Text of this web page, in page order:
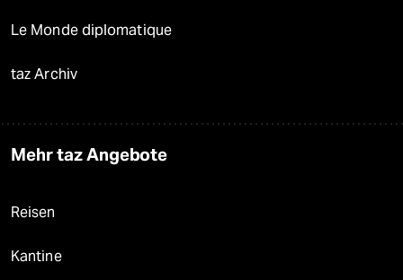
Le Monde diplomatique
taz Archiv
Mehr taz Angebote
Reisen
Kantine